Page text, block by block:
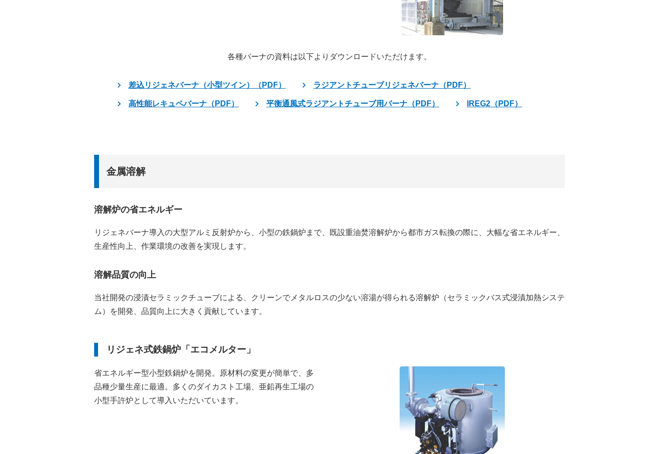
各種バーナの資料は以下よりダウンロードいただけます。
差込リジェネバーナ（小型ツイン）（PDF） ラジアントチューブリジェネバーナ（PDF）
高性能レキュペバーナ（PDF） 平衡通風式ラジアントチューブ用バーナ（PDF） IREG2（PDF）
金属溶解
溶解炉の省エネルギー
リジェネバーナ導入の大型アルミ反射炉から、小型の鉄鍋炉まで、既設重油焚溶解炉から都市ガス転換の際に、大幅な省エネルギー、
生産性向上、作業環境の改善を実現します。
溶解品質の向上
当社開発の浸漬セラミックチューブによる、クリーンでメタルロスの少ない溶湯が得られる溶解炉（セラミックバス式浸漬加熱システ
ム）を開発、品質向上に大きく貢献しています。
リジェネ式鉄鍋炉「エコメルター」
省エネルギー型小型鉄鍋炉を開発。原材料の変更が簡単で、多
品種少量生産に最適。多くのダイカスト工場、亜鉛再生工場の
小型手許炉として導入いただいています。